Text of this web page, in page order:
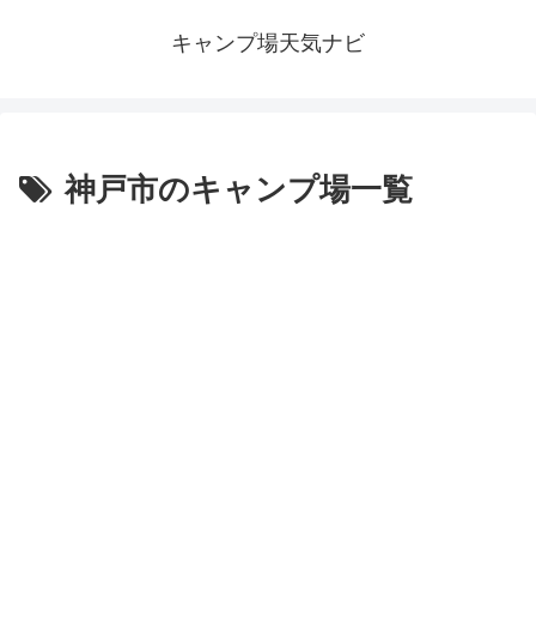
キャンプ場天気ナビ
神戸市のキャンプ場一覧